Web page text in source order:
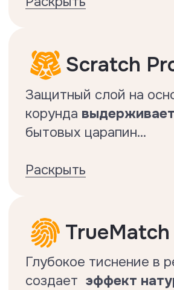
Делается по стандарту EN
16094:2021
Характеристики
Класс истираемости — 33 (AC5)
Упаковка — 16 досок = 2,537 м2
Вес 1 упаковки — 20 кг
Замок - Uniclic с обработкой воском
Гарантия — 30 лет
Производство — КНР